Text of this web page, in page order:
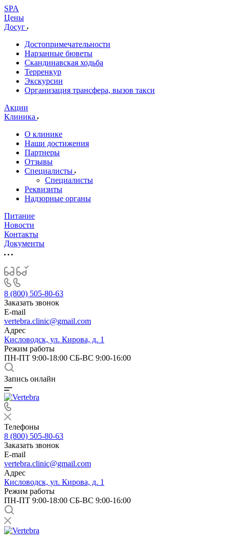
SPA
Цены
Досуг
Достопримечательности
Нарзанные бюветы
Скандинавская ходьба
Терренкур
Экскурсии
Организация трансфера, вызов такси
Акции
Клиника
О клинике
Наши достижения
Партнеры
Отзывы
Специалисты
Специалисты
Реквизиты
Надзорные органы
Питание
Новости
Контакты
Документы
8 (800) 505-80-63
Заказать звонок
E-mail
vertebra.clinic@gmail.com
Адрес
Кисловодск, ул. Кирова, д. 1
Режим работы
ПН-ПТ 9:00-18:00 СБ-ВС 9:00-16:00
Запись онлайн
Телефоны
8 (800) 505-80-63
Заказать звонок
E-mail
vertebra.clinic@gmail.com
Адрес
Кисловодск, ул. Кирова, д. 1
Режим работы
ПН-ПТ 9:00-18:00 СБ-ВС 9:00-16:00